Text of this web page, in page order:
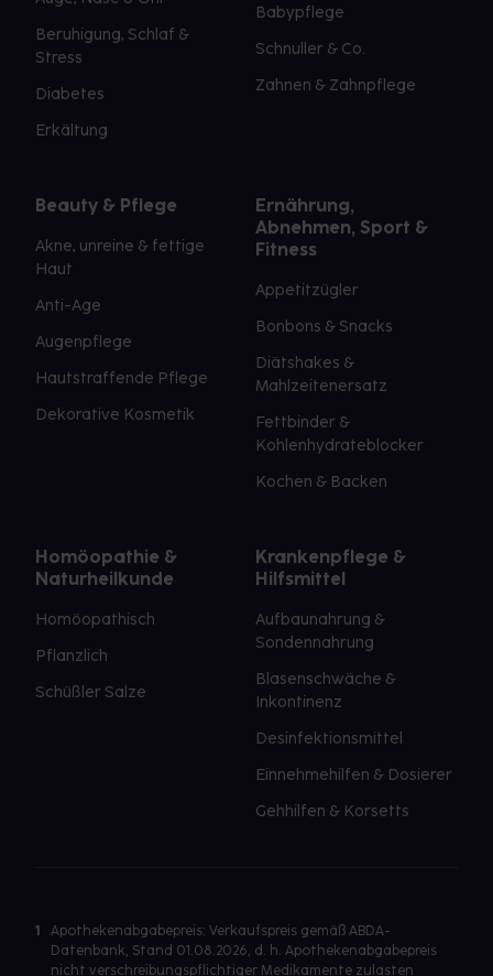
Beruhigung, Schlaf &
Stress
Diabetes
Erkältung
Babypflege
Schnuller & Co.
Zahnen & Zahnpflege
Beauty & Pflege
Akne, unreine & fettige
Haut
Anti-Age
Augenpflege
Hautstraffende Pflege
Dekorative Kosmetik
Ernährung,
Abnehmen, Sport &
Fitness
Appetitzügler
Bonbons & Snacks
Diätshakes &
Mahlzeitenersatz
Fettbinder &
Kohlenhydrateblocker
Kochen & Backen
Homöopathie &
Naturheilkunde
Homöopathisch
Pflanzlich
Schüßler Salze
Krankenpflege &
Hilfsmittel
Aufbaunahrung &
Sondennahrung
Blasenschwäche &
Inkontinenz
Desinfektionsmittel
Einnehmehilfen & Dosierer
Gehhilfen & Korsetts
1
Apothekenabgabepreis: Verkaufspreis gemäß ABDA-
Datenbank, Stand 01.08.2026, d. h. Apothekenabgabepreis
nicht verschreibungspflichtiger Medikamente zulasten